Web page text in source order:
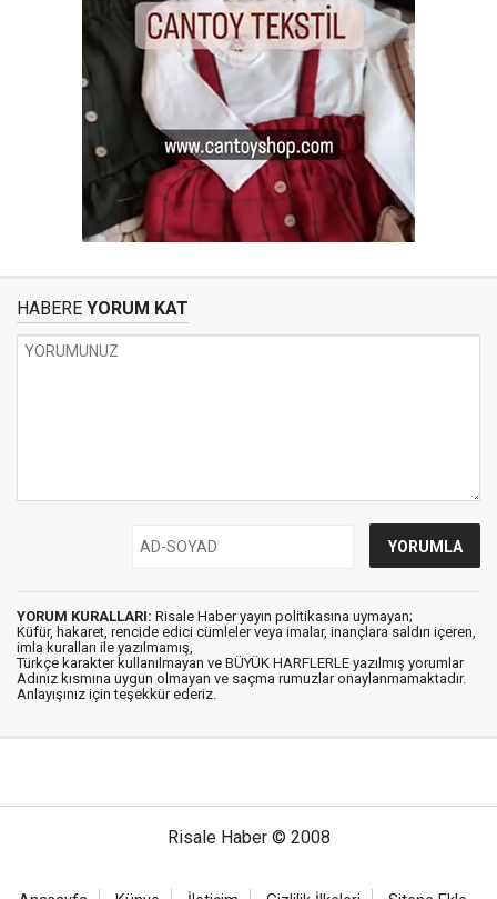
HABERE YORUM KAT
YORUM KURALLARI: Risale Haber yayın politikasına uymayan;
Küfür, hakaret, rencide edici cümleler veya imalar, inançlara saldırı içeren,
imla kuralları ile yazılmamış,
Türkçe karakter kullanılmayan ve BÜYÜK HARFLERLE yazılmış yorumlar
Adınız kısmına uygun olmayan ve saçma rumuzlar onaylanmamaktadır.
Anlayışınız için teşekkür ederiz.
Risale Haber © 2008